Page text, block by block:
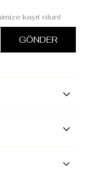
kayıt olun!
GÖNDER